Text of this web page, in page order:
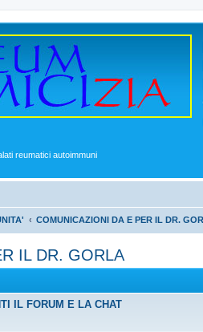
reumatici autoimmuni
COMUNICAZIONI DA E PER IL DR.
IL DR. GORLA
IL FORUM E LA CHAT